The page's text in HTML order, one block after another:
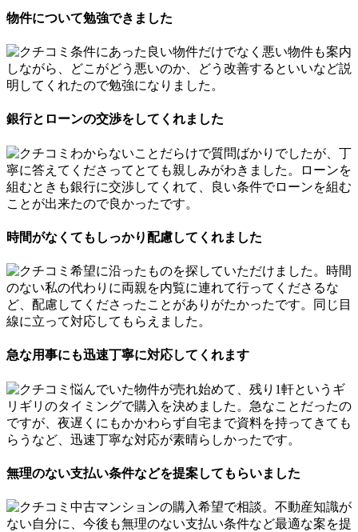
物件について勉強できました
条件にあった良い物件だけでなく悪い物件も案内
しながら、どこがどう悪いのか、どう改善するといいなど説
明してくれたので勉強になりました。
銀行とローンの交渉をしてくれました
わからないことだらけで質問ばかりでしたが、丁
寧に答えてくださってとても親しみがわきました。ローンを
組むときも銀行に交渉してくれて、良い条件でローンを組む
ことが出来たので良かったです。
時間がなくてもしっかり配慮してくれました
希望に沿ったものを探していただけました。時間
のない私の代わりに両親を内覧に連れて行ってくださるな
ど、配慮してくださったことがありがたかったです。同じ目
線に立って対応してもらえました。
急な用事にも迅速丁寧に対応してくれます
悩んでいた物件が売れ始めて、残り1軒というギ
リギリのタイミングで購入を決めました。急なことだったの
ですが、夜遅くにもかかわらず自宅まで資料を持ってきても
らうなど、迅速丁寧な対応が素晴らしかったです。
無理のない支払い条件などを提案してもらいました
中古マンションの購入希望で相談。不動産知識が
ない自分に、今後も無理のない支払い条件など最適な案を提